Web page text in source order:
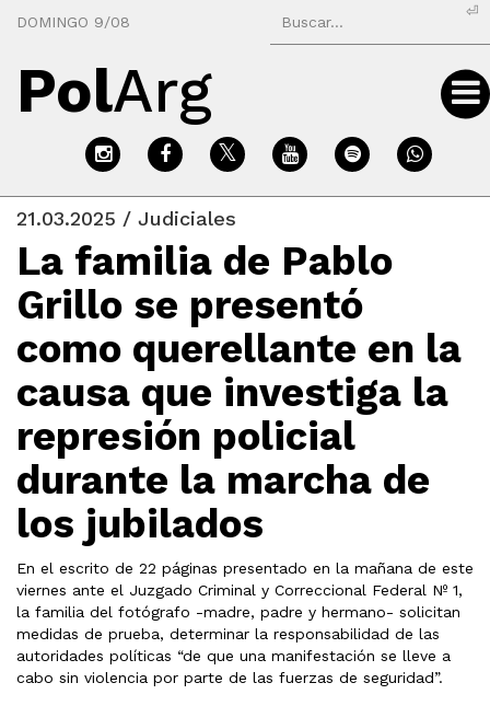
DOMINGO 9/08
⏎
PolArg
21.03.2025 / Judiciales
La familia de Pablo
Grillo se presentó
como querellante en la
causa que investiga la
represión policial
durante la marcha de
los jubilados
En el escrito de 22 páginas presentado en la mañana de este
viernes ante el Juzgado Criminal y Correccional Federal Nº 1,
la familia del fotógrafo -madre, padre y hermano- solicitan
medidas de prueba, determinar la responsabilidad de las
autoridades políticas “de que una manifestación se lleve a
cabo sin violencia por parte de las fuerzas de seguridad”.